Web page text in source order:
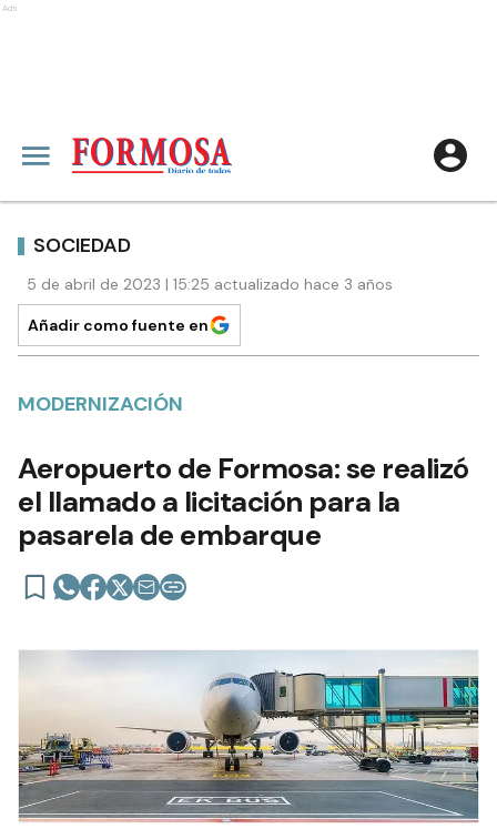
Ads
SOCIEDAD
5 de abril de 2023 | 15:25 actualizado hace 3 años
Añadir como fuente en
MODERNIZACIÓN
Aeropuerto de Formosa: se realizó
el llamado a licitación para la
pasarela de embarque